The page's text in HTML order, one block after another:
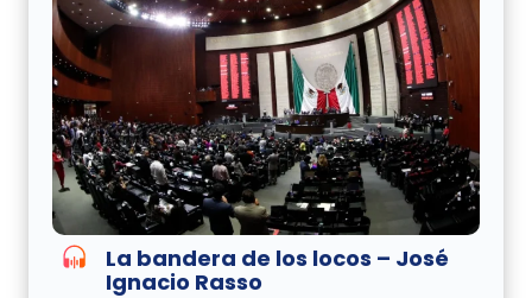
La bandera de los locos – José
Ignacio Rasso